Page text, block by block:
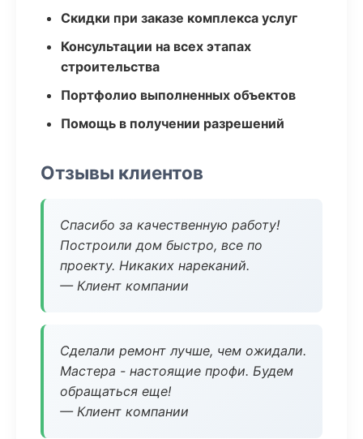
Скидки при заказе комплекса услуг
Консультации на всех этапах
строительства
Портфолио выполненных объектов
Помощь в получении разрешений
Отзывы клиентов
Спасибо за качественную работу!
Построили дом быстро, все по
проекту. Никаких нареканий.
— Клиент компании
Сделали ремонт лучше, чем ожидали.
Мастера - настоящие профи. Будем
обращаться еще!
— Клиент компании